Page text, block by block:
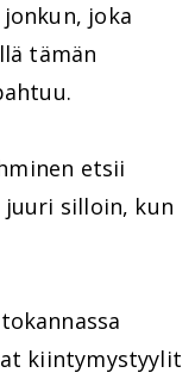
joka
tämän
etsii
silloin, kun
kiintymystyylit